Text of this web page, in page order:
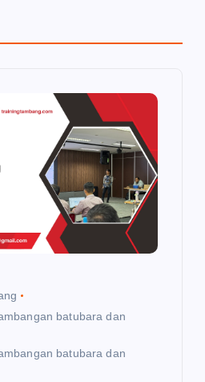
batubara dan
batubara dan